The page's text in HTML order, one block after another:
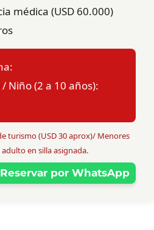
médica (USD 60.000)
Niño (2 a 10 años):
turismo (USD 30 aprox)/ Menores
en silla asignada.
Reservar por WhatsApp